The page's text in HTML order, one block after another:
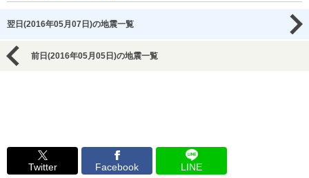
翌日(2016年05月07日)の地震一覧
前日(2016年05月05日)の地震一覧
Twitter Facebook LINE